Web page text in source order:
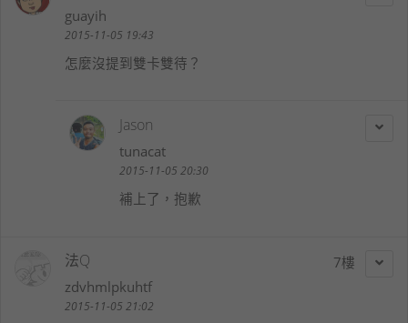
guayih
2015-11-05 19:43
怎麼沒提到雙卡雙待？
Jason
tunacat
2015-11-05 20:30
補上了，抱歉
7
法Q
zdvhmlpkuhtf
2015-11-05 21:02